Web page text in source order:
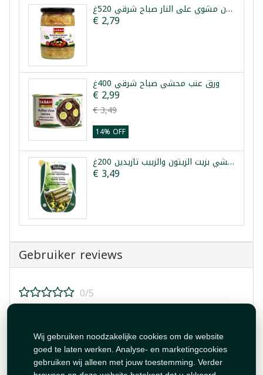
Wij gebruiken noodzakelijke cookies om de website
goed te laten werken. Analyse- en marketingcookies
gebruiken wij alleen met jouw toestemming. Verder
باذنجان مشوي على النار صباح شرقي 520غ
€ 2,79
ورق عنب محشي صباح شرقي 400غ
€ 2,99
€ 3,49
14% OFF
ورق عنب محشي بزيت الزيتون والزبيب تازيدين 200غ
€ 3,49
Gebruiker reviews
0/5